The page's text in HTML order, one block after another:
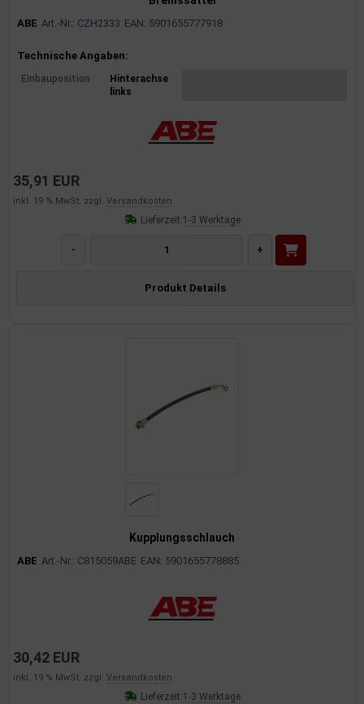
ABE Art.-Nr.: CZH2333 EAN: 5901655777918
Produktinformationen
Technische Angaben:
Einbauposition
Hinterachse
links
35,91 EUR
inkl. 19 % MwSt. zzgl. Versandkosten
Lieferzeit:1-3 Werktage
- +
Produkt Details
Kupplungsschlauch
ABE Art.-Nr.: C815059ABE EAN: 5901655778885
30,42 EUR
inkl. 19 % MwSt. zzgl. Versandkosten
Lieferzeit:1-3 Werktage